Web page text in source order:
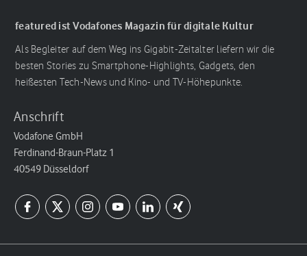
featured ist Vodafones Magazin für digitale Kultur
Als Begleiter auf dem Weg ins Gigabit-Zeitalter liefern wir die
besten Stories zu Smartphone-Highlights, Gadgets, den
heißesten Tech-News und Kino- und TV-Höhepunkte.
Anschrift
Vodafone GmbH
Ferdinand-Braun-Platz 1
40549 Düsseldorf